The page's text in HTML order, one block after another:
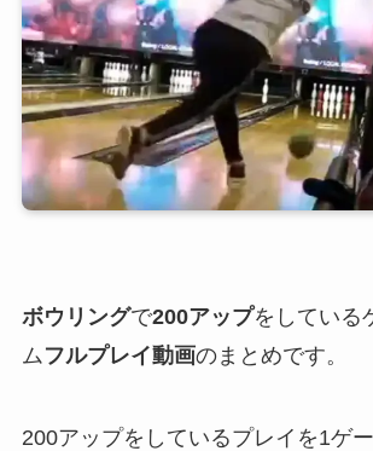
ボウリングで200アップをしている
ム フルプレイ動画のまとめです。
200アップをしているプレイを1ゲ